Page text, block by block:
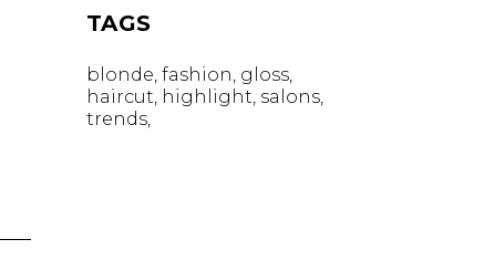
TAGS
blonde fashion gloss
haircut highlight salons
trends